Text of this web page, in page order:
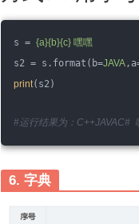
s = {a}{b}{c} 嘿嘿
s2 = s.format(b=JAVA
print(s2)
#运行结果为：C++JAVAC#
6. 字典